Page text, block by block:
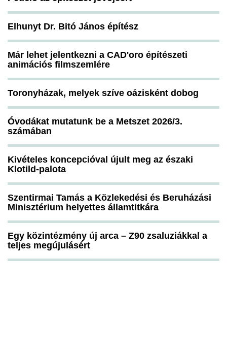
Elhunyt Dr. Bitó János építész
Már lehet jelentkezni a CAD'oro építészeti
animációs filmszemlére
Toronyházak, melyek szíve oázisként dobog
Óvodákat mutatunk be a Metszet 2026/3.
számában
Kivételes koncepcióval újult meg az északi
Klotild-palota
Szentirmai Tamás a Közlekedési és Beruházási
Minisztérium helyettes államtitkára
Egy közintézmény új arca – Z90 zsaluziákkal a
teljes megújulásért